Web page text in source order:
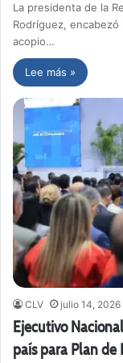
La presidenta de la
Rodríguez,
acopio…
Lee más »
CLV julio 14, 2026
Ejecutivo
país para Plan de